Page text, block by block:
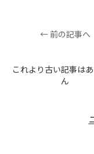
← 前の記事へ
これより古い記事は
ん